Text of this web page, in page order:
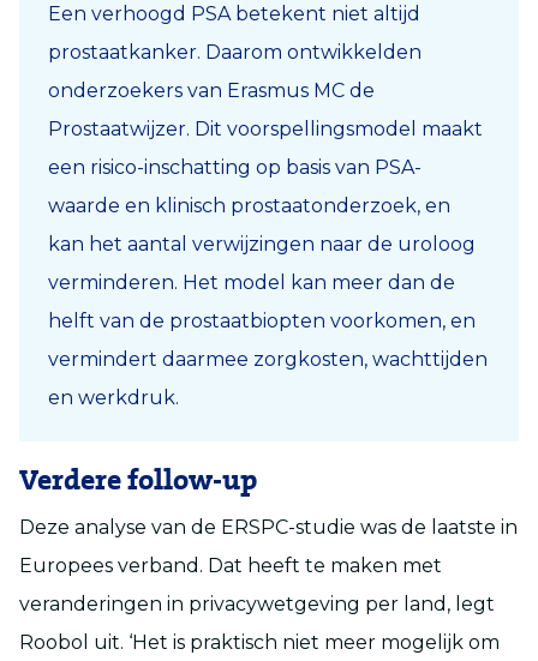
Een verhoogd PSA betekent niet altijd
prostaatkanker. Daarom ontwikkelden
onderzoekers van Erasmus MC de
Prostaatwijzer. Dit voorspellingsmodel maakt
een risico-inschatting op basis van PSA-
waarde en klinisch prostaatonderzoek, en
kan het aantal verwijzingen naar de uroloog
verminderen. Het model kan meer dan de
helft van de prostaatbiopten voorkomen, en
vermindert daarmee zorgkosten, wachttijden
en werkdruk.
Verdere follow-up
Deze analyse van de ERSPC-studie was de laatste in
Europees verband. Dat heeft te maken met
veranderingen in privacywetgeving per land, legt
Roobol uit. ‘Het is praktisch niet meer mogelijk om